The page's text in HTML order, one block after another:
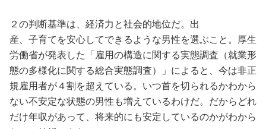
２の判断基準は、経済力と社会的地位だ。出
産、子育てを安心してできるような男性を選ぶこと。厚生
労働省が発表した「雇用の構造に関する実態調査（就業形
態の多様化に関する総合実態調査）」によると、今は非正
規雇用者が４割を超えている。いつ首を切られるかわから
ない不安定な状態の男性も増えているわけだ。だからどれ
だけ年収があって、将来的にも安定しているのかがわから